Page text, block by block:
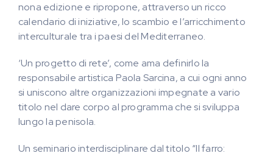
nona edizione e ripropone, attraverso un ricco
calendario di iniziative, lo scambio e l’arricchimento
interculturale tra i paesi del Mediterraneo.
‘Un progetto di rete’, come ama definirlo la
responsabile artistica Paola Sarcina, a cui ogni anno
si uniscono altre organizzazioni impegnate a vario
titolo nel dare corpo al programma che si sviluppa
lungo la penisola.
Un seminario interdisciplinare dal titolo “Il farro: